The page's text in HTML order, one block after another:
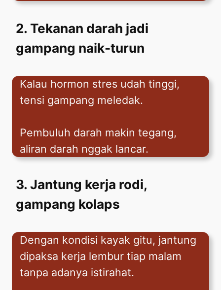
2. Tekanan darah jadi
gampang naik-turun
Kalau hormon stres udah tinggi,
tensi gampang meledak.
Pembuluh darah makin tegang,
aliran darah nggak lancar.
3. Jantung kerja rodi,
gampang kolaps
Dengan kondisi kayak gitu, jantung
dipaksa kerja lembur tiap malam
tanpa adanya istirahat.